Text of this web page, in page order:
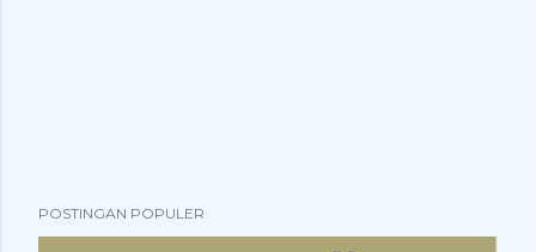
POSTINGAN POPULER